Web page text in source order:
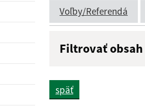
Voľby/Referendá
Filtrovať obsah
späť